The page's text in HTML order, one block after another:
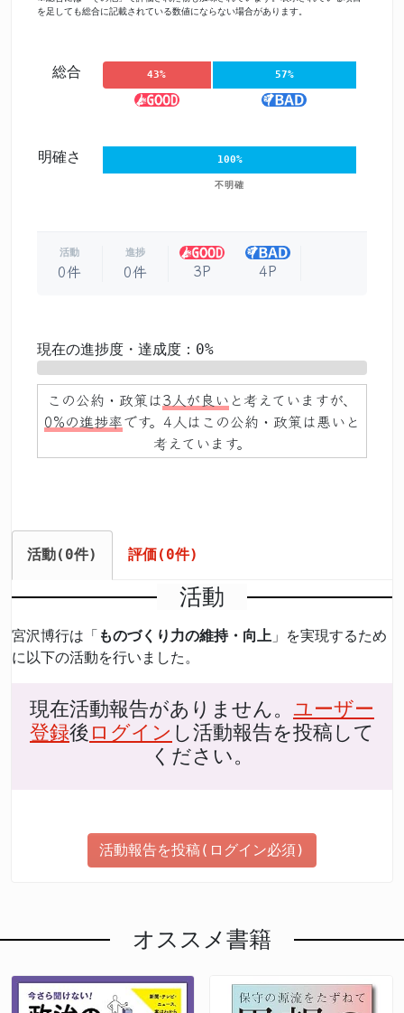
を足しても総合に記載されている数値にならない場合があります。
総合 43% 57%
明確さ 100%
不明確
活動
0件
進捗
0件 3P 4P
現在の進捗度・達成度：0%
この公約・政策は3人が良い と考えていますが、
0%の進捗率です。4人はこの公約・政策は悪いと
考えています。
活動(0件) 評価(0件)
活動
宮沢博行は「 ものづくり力の維持・向上 」を実現するため
に以下の活動を行いました。
現在活動報告がありません。 ユーザー
登録後 ログイン し活動報告を投稿して
ください。
活動報告を投稿(ログイン必須)
オススメ書籍